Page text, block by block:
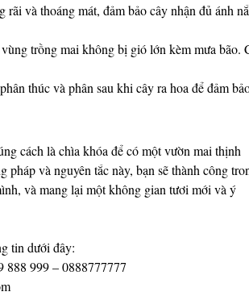
và thoáng mát, đảm bảo cây nhận đủ ánh
trồng mai không bị gió lớn kèm mưa bão.
thúc và phân sau khi cây ra hoa để đảm
cách là chìa khóa để có một vườn mai thịnh
và nguyên tắc này, bạn sẽ thành công
và mang lại một không gian tươi mới và ý
tin dưới đây:
999 – 0888777777